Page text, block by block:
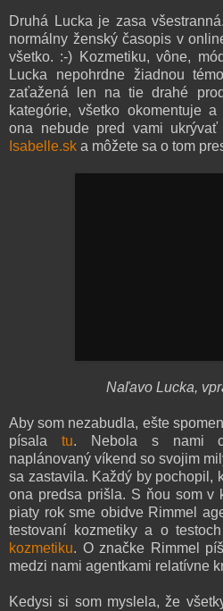
Druhá Lucka je zasa
normálny ženský časopis v
všetko. :-) Kozmetiku, vône,
Lucka nepohrdne žiadnou
zaťažená len na tie drahé
kategórie, všetko okomentuje
ona nebude pred vami
Isabelle.sk a môžete sa o tom
Naľavo Lucka,
Aby som nezabudla, ešte
písala tu. Nebola s nami
naplánovaný víkend so svojim
sa zastavila. Každý by pochopil,
ona predsa prišla. S ňou som v
piaty rok sme obidve Rimmel
testovaní kozmetiky a o
kozmetiku. O značke Rimmel
medzi nami agentkami relatívne
Kedysi si som myslela, že